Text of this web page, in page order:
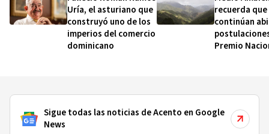
Uría, el asturiano que
construyó uno de los
imperios del comercio
dominicano
recuerda que
continúan
Premio
Sigue todas las noticias de Acento en Google
News